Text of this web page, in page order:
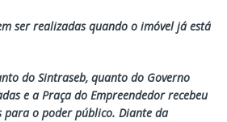
ser realizadas quando o imóvel já está
do Sintraseb, quanto do Governo
e a Praça do Empreendedor recebeu
para o poder público. Diante da